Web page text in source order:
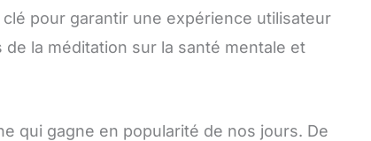
pour garantir une expérience utilisateur
la méditation sur la santé mentale et
qui gagne en popularité de nos jours. De